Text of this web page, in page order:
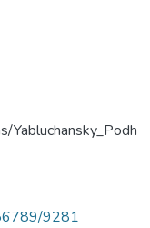
Yabluchansky_Podh
9281